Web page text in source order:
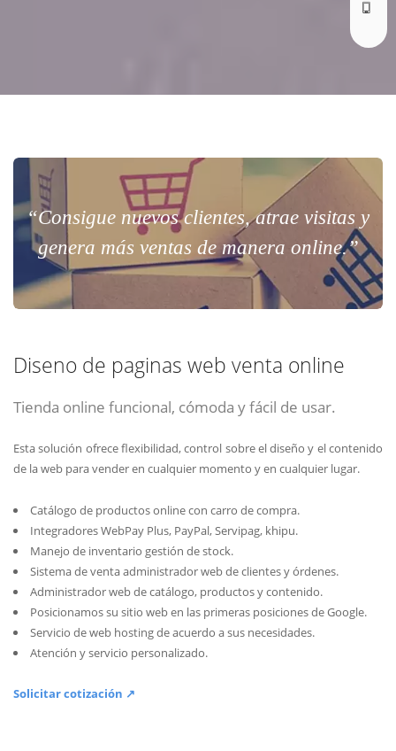
“Consigue nuevos clientes, atrae visitas y
genera más ventas de manera online.”
Diseno de paginas web venta online
Tienda online funcional, cómoda y fácil de usar.
Esta solución ofrece flexibilidad, control sobre el diseño y el contenido
de la web para vender en cualquier momento y en cualquier lugar.
Catálogo de productos online con carro de compra.
Integradores WebPay Plus, PayPal, Servipag, khipu.
Manejo de inventario gestión de stock.
Sistema de venta administrador web de clientes y órdenes.
Administrador web de catálogo, productos y contenido.
Posicionamos su sitio web en las primeras posiciones de Google.
Servicio de web hosting de acuerdo a sus necesidades.
Atención y servicio personalizado.
Solicitar cotización ↗